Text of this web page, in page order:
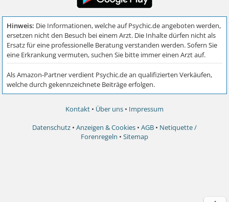
Kontakt • Über uns • Impressum
Datenschutz • Anzeigen & Cookies • AGB • Netiquette /
Forenregeln • Sitemap